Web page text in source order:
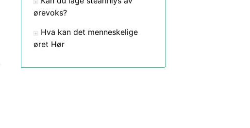
ørevoks?
Hva kan det menneskelige
øret Hør